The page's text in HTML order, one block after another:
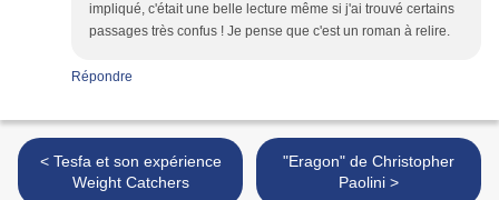
impliqué, c'était une belle lecture même si j'ai trouvé certains
passages très confus ! Je pense que c'est un roman à relire.
Répondre
< Tesfa et son expérience
Weight Catchers
"Eragon" de Christopher
Paolini >